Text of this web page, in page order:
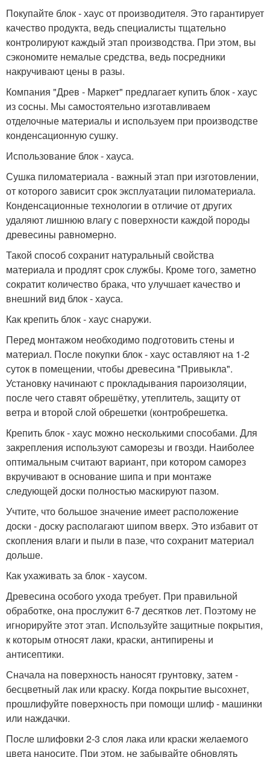
Покупайте блок - хаус от производителя. Это гарантирует
качество продукта, ведь специалисты тщательно
контролируют каждый этап производства. При этом, вы
сэкономите немалые средства, ведь посредники
накручивают цены в разы.
Компания "Древ - Маркет" предлагает купить блок - хаус
из сосны. Мы самостоятельно изготавливаем
отделочные материалы и используем при производстве
конденсационную сушку.
Использование блок - хауса.
Сушка пиломатериала - важный этап при изготовлении,
от которого зависит срок эксплуатации пиломатериала.
Конденсационные технологии в отличие от других
удаляют лишнюю влагу с поверхности каждой породы
древесины равномерно.
Такой способ сохранит натуральный свойства
материала и продлят срок службы. Кроме того, заметно
сократит количество брака, что улучшает качество и
внешний вид блок - хауса.
Как крепить блок - хаус снаружи.
Перед монтажом необходимо подготовить стены и
материал. После покупки блок - хаус оставляют на 1-2
суток в помещении, чтобы древесина "Привыкла".
Установку начинают с прокладывания пароизоляции,
после чего ставят обрешётку, утеплитель, защиту от
ветра и второй слой обрешетки (контробрешетка.
Крепить блок - хаус можно несколькими способами. Для
закрепления используют саморезы и гвозди. Наиболее
оптимальным считают вариант, при котором саморез
вкручивают в основание шипа и при монтаже
следующей доски полностью маскируют пазом.
Учтите, что большое значение имеет расположение
доски - доску располагают шипом вверх. Это избавит от
скопления влаги и пыли в пазе, что сохранит материал
дольше.
Как ухаживать за блок - хаусом.
Древесина особого ухода требует. При правильной
обработке, она прослужит 6-7 десятков лет. Поэтому не
игнорируйте этот этап. Используйте защитные покрытия,
к которым относят лаки, краски, антипирены и
антисептики.
Сначала на поверхность наносят грунтовку, затем -
бесцветный лак или краску. Когда покрытие высохнет,
прошлифуйте поверхность при помощи шлиф - машинки
или наждачки.
После шлифовки 2-3 слоя лака или краски желаемого
цвета наносите. При этом, не забывайте обновлять